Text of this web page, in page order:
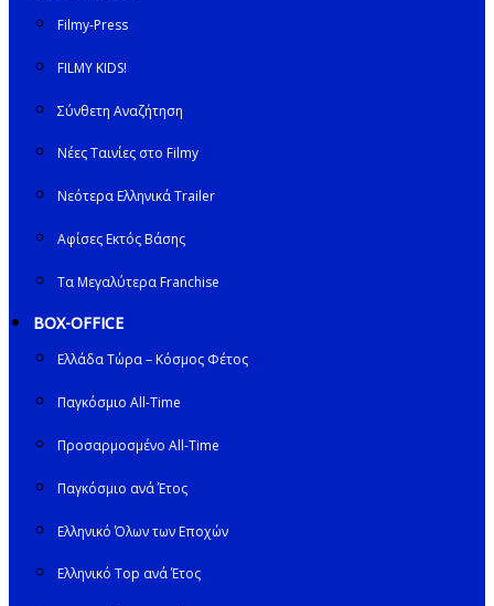
Filmy-Press
FILMY KIDS!
Σύνθετη Αναζήτηση
Νέες Ταινίες στο Filmy
Νεότερα Ελληνικά Trailer
Αφίσες Εκτός Βάσης
Τα Μεγαλύτερα Franchise
BOX-OFFICE
Ελλάδα Τώρα – Κόσμος Φέτος
Παγκόσμιο All-Time
Προσαρμοσμένο All-Time
Παγκόσμιο ανά Έτος
Ελληνικό Όλων των Εποχών
Ελληνικό Top ανά Έτος